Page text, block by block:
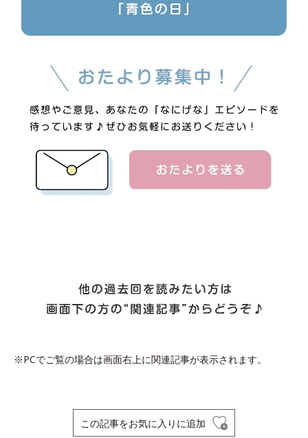
※PCでご覧の場合は画面右上に関連記事が表示されます。
この記事をお気に入りに追加